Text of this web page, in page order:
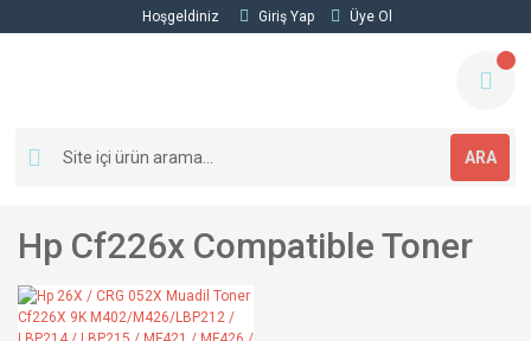
Hoşgeldiniz Giriş Yap Üye Ol
ARA
Hp Cf226x Compatible Toner